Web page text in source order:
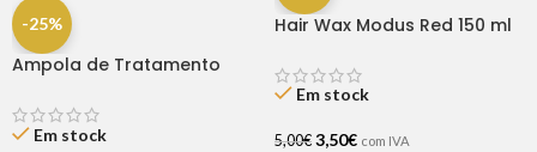
-25%
Ampola de Tratamento
Hair (1 UNIDADE)
Em stock
Hair Wax Modus Red 150 ml
Em stock
5,00€ 3,50€ com IVA